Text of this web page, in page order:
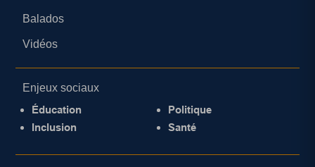
Balados
Vidéos
Enjeux sociaux
Éducation
Inclusion
Politique
Santé